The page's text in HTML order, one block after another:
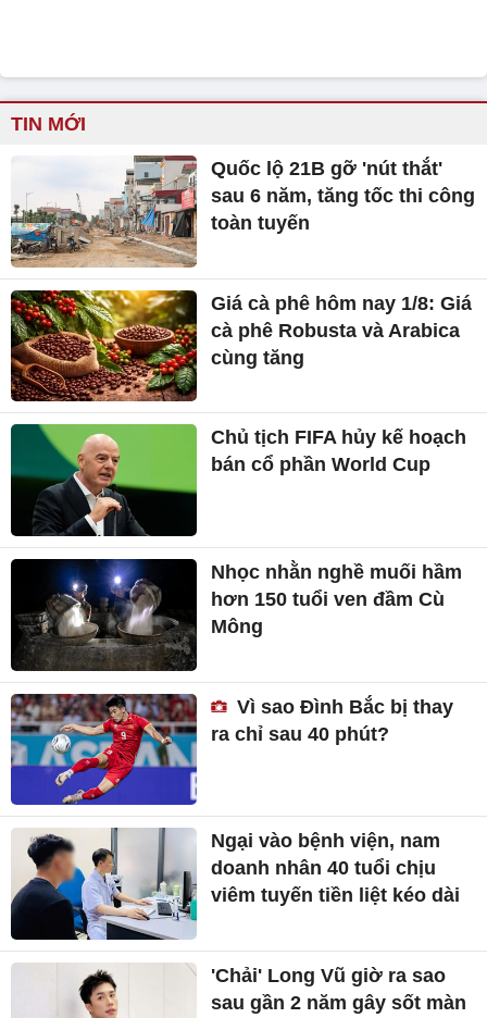
TIN MỚI
Quốc lộ 21B gỡ 'nút thắt'
sau 6 năm, tăng tốc thi công
toàn tuyến
Giá cà phê hôm nay 1/8: Giá
cà phê Robusta và Arabica
cùng tăng
Chủ tịch FIFA hủy kế hoạch
bán cổ phần World Cup
Nhọc nhằn nghề muối hầm
hơn 150 tuổi ven đầm Cù
Mông
Vì sao Đình Bắc bị thay
ra chỉ sau 40 phút?
Ngại vào bệnh viện, nam
doanh nhân 40 tuổi chịu
viêm tuyến tiền liệt kéo dài
'Chải' Long Vũ giờ ra sao
sau gần 2 năm gây sốt màn